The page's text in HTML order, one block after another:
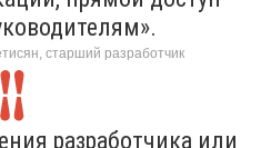
старший разработчик
разработчика или